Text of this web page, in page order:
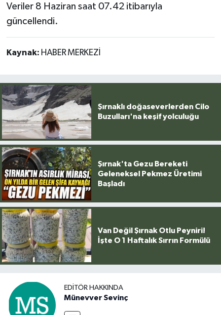
Veriler 8 Haziran saat 07.42 itibarıyla
güncellendi.
Kaynak: HABER MERKEZİ
Şırnaklı doğaseverlerden Cilo
Buzulları'na keşif yolculuğu
Şırnak'ta Gezu Bereketi
Geleneksel Pekmez Üretimi
Başladı
Van Değil Şırnak Otlu Peyniri!
İşte O 1 Haftalık Sırrın Formülü
EDITÖR HAKKINDA
Münevver Sevinç